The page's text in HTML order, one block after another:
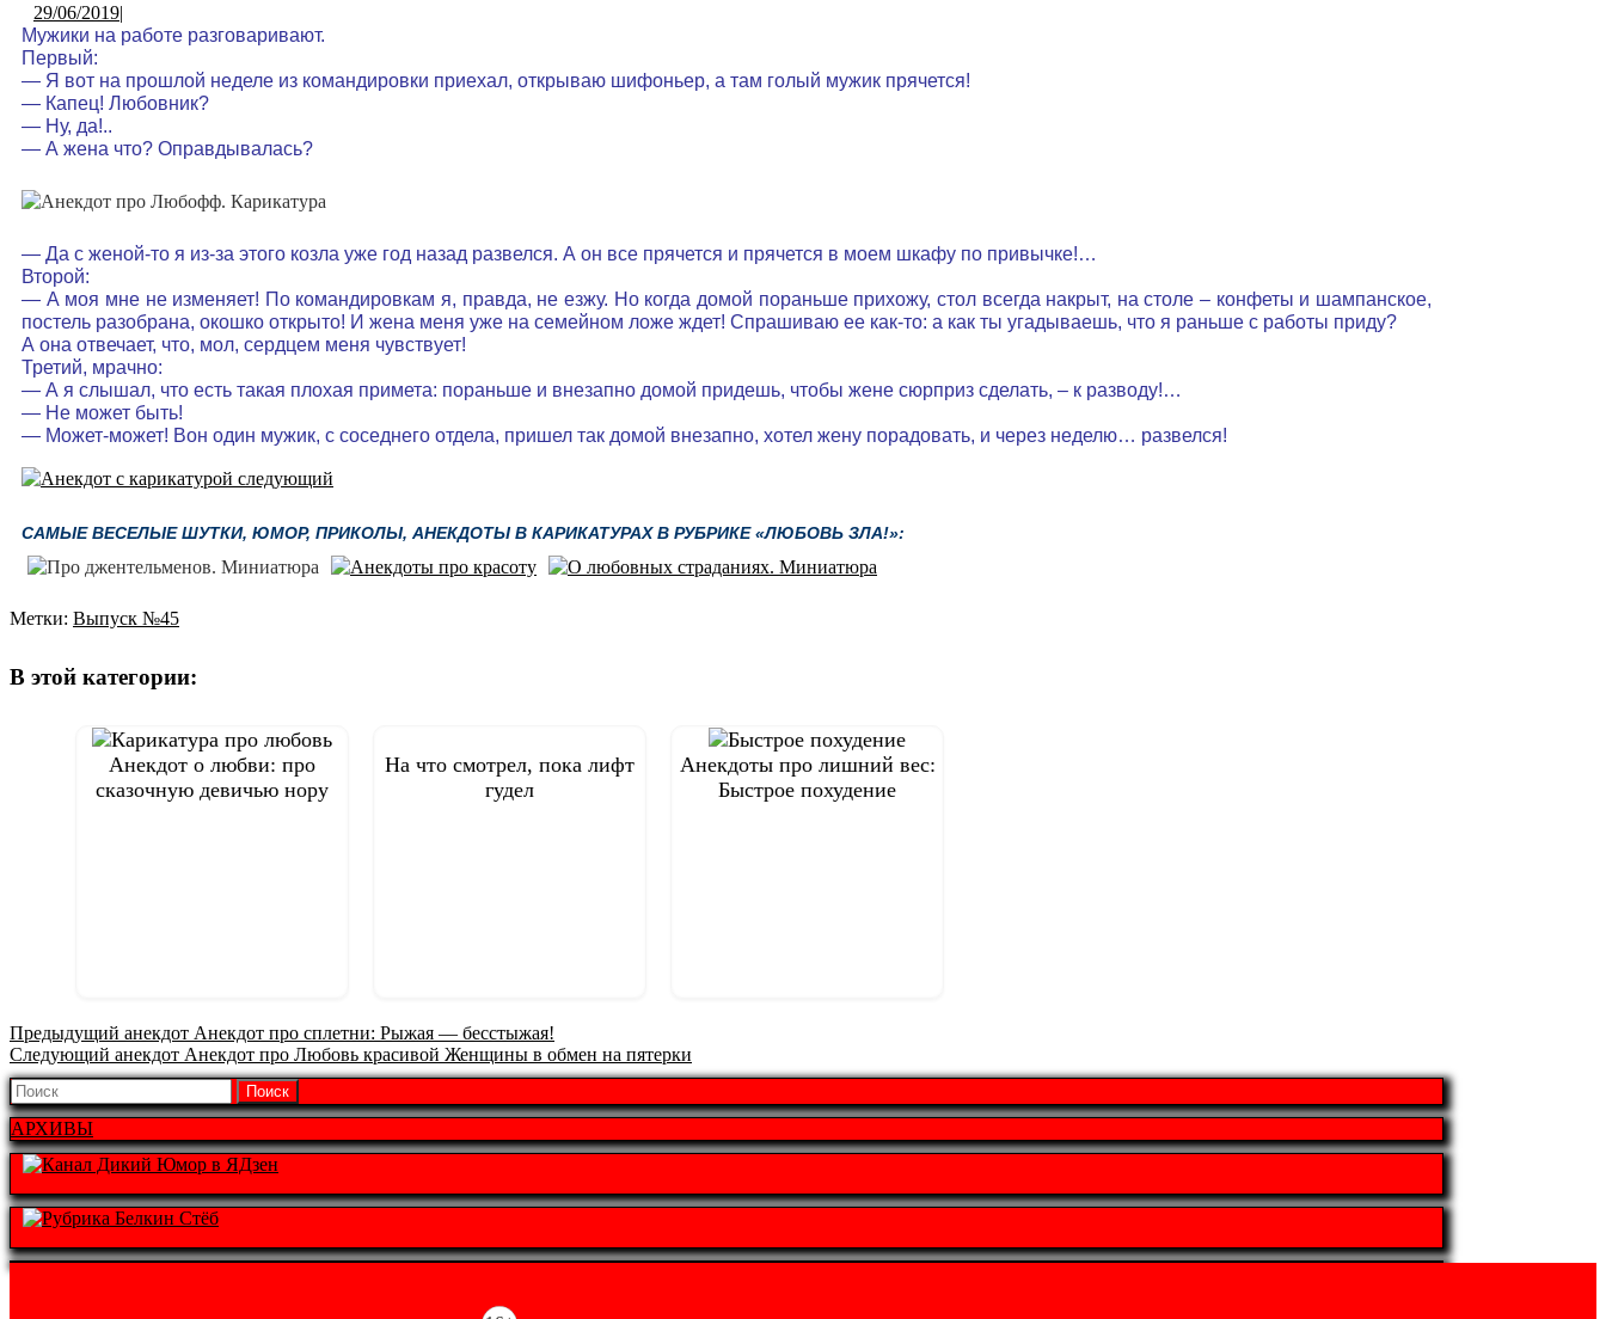
29/06/201929/06/2019
|
Мужики на работе разговаривают.
Первый:
— Я вот на прошлой неделе из командировки приехал, открываю шифоньер, а там голый мужик прячется!
— Капец! Любовник?
— Ну, да!..
— А жена что? Оправдывалась?
— Да с женой-то я из-за этого козла уже год назад развелся. А он все прячется и прячется в моем шкафу по привычке!…
Второй:
— А моя мне не изменяет! По командировкам я, правда, не езжу. Но когда домой пораньше прихожу, стол всегда накрыт, на столе – конфеты и шампанское,
постель разобрана, окошко открыто! И жена меня уже на семейном ложе ждет! Спрашиваю ее как-то: а как ты угадываешь, что я раньше с работы приду?
А она отвечает, что, мол, сердцем меня чувствует!
Третий, мрачно:
— А я слышал, что есть такая плохая примета: пораньше и внезапно домой придешь, чтобы жене сюрприз сделать, – к разводу!…
— Не может быть!
— Может-может! Вон один мужик, с соседнего отдела, пришел так домой внезапно, хотел жену порадовать, и через неделю… развелся!
САМЫЕ ВЕСЕЛЫЕ ШУТКИ, ЮМОР, ПРИКОЛЫ, АНЕКДОТЫ В КАРИКАТУРАХ В РУБРИКЕ «ЛЮБОВЬ ЗЛА!»:
Метки: Выпуск №45
В этой категории:
Анекдот о любви: про
сказочную девичью нору
На что смотрел, пока лифт
гудел
Анекдоты про лишний вес:
Быстрое похудение
по
Предыдущий анекдот Предыдущая
запись:
Анекдот про сплетни: Рыжая — бесстыжая!
Следующий анекдот Следующая
запись:
Анекдот про Любовь красивой Женщины в обмен на пятерки
Найти:
АРХИВЫ